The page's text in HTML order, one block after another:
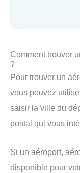
Comment trouver
?
Pour trouver un
vous pouvez
saisir la ville du
postal qui vous
Si un aéroport,
disponible pour